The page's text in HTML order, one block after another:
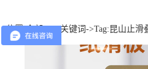
位置: 全部TAG关键词 ->Tag:昆山止滑